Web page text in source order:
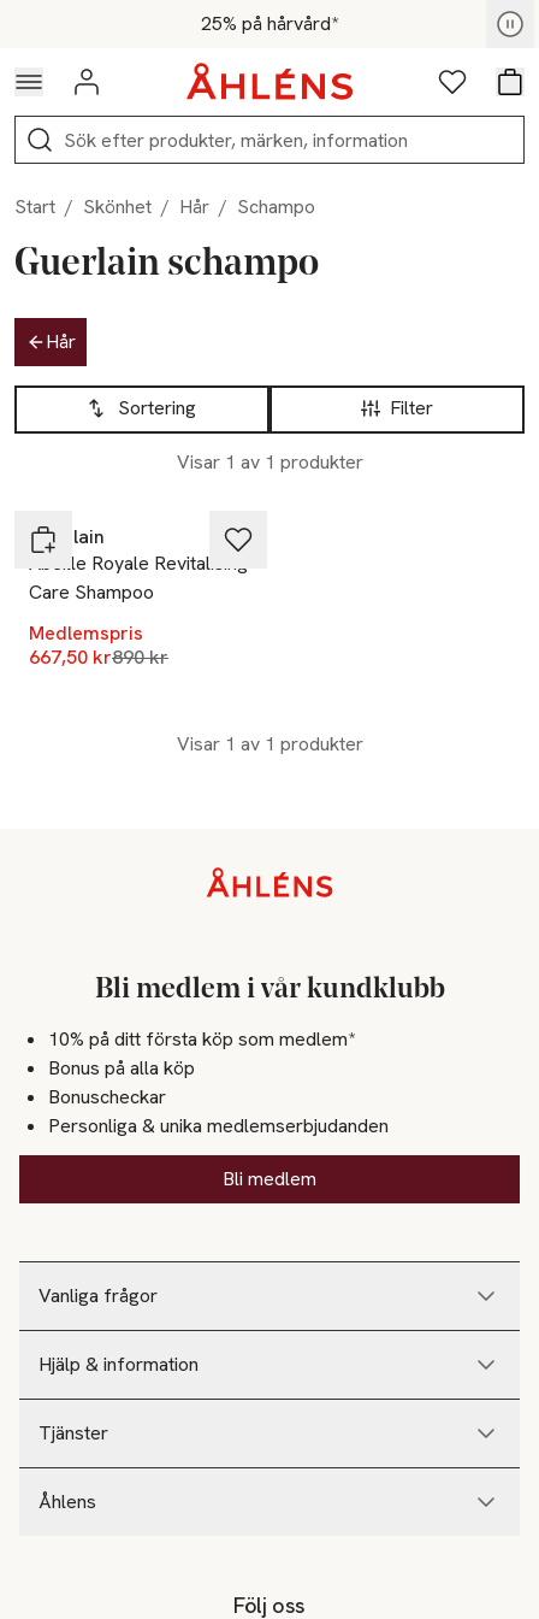
Hoppa till navigationsmenyn25% på hårvård*
För medlemmar - Shoppa nu
Logga in Favoriter
Sök
Start / Skönhet / Hår / Schampo
Guerlain schampo
Hoppa till produktsidan
Hår
Hoppa till produktsidan
Filter
Sortering
Visar 1 av 1 produkter
Lista över produkter
Guerlain
Abeille Royale Revitalising
Care Shampoo
Medlemspris
667,50 krLägsta pris 30 dagar
890 kr
Visar 1 av 1 produkter
Vanliga frågor
Hjälp & information
Tjänster
Åhlens
Bli medlem i vår kundklubb
10% på ditt första köp som medlem*
Bonus på alla köp
Bonuscheckar
Personliga & unika medlemserbjudanden
Bli medlem
Följ oss